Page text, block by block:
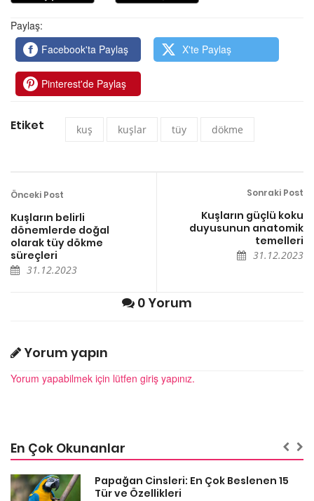
Paylaş:
Facebook'ta Paylaş
X'te Paylaş
Pinterest'de Paylaş
Etiket kuş kuşlar tüy dökme
Önceki Post
Kuşların belirli
dönemlerde doğal
olarak tüy dökme
süreçleri
31.12.2023
Sonraki Post
Kuşların güçlü koku
duyusunun anatomik
temelleri
31.12.2023
0 Yorum
Yorum yapın
Yorum yapabilmek için lütfen giriş yapınız.
En Çok Okunanlar
Papağan Cinsleri: En Çok Beslenen 15
Tür ve Özellikleri